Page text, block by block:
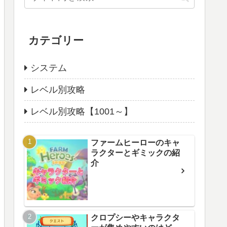
カテゴリー
システム
レベル別攻略
レベル別攻略【1001～】
ファームヒーローのキャ
ラクターとギミックの紹
介
クロプシーやキャラクタ